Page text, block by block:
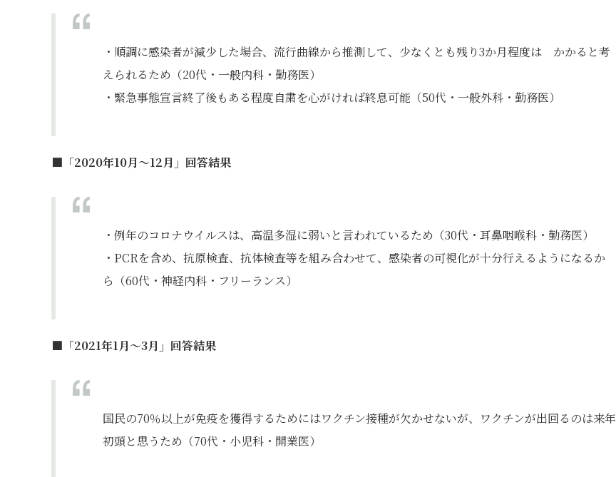
・順調に感染者が減少した場合、流行曲線から推測して、少なくとも残り3か月程度は かかると考
えられるため（20代・一般内科・勤務医）
・緊急事態宣言終了後もある程度自粛を心がければ終息可能（50代・一般外科・勤務医）
■「2020年10月～12月」回答結果
・例年のコロナウイルスは、高温多湿に弱いと言われているため（30代・耳鼻咽喉科・勤務医）
・PCRを含め、抗原検査、抗体検査等を組み合わせて、感染者の可視化が十分行えるようになるか
ら（60代・神経内科・フリーランス）
■「2021年1月～3月」回答結果
国民の70％以上が免疫を獲得するためにはワクチン接種が欠かせないが、ワクチンが出回るのは来年
初頭と思うため（70代・小児科・開業医）